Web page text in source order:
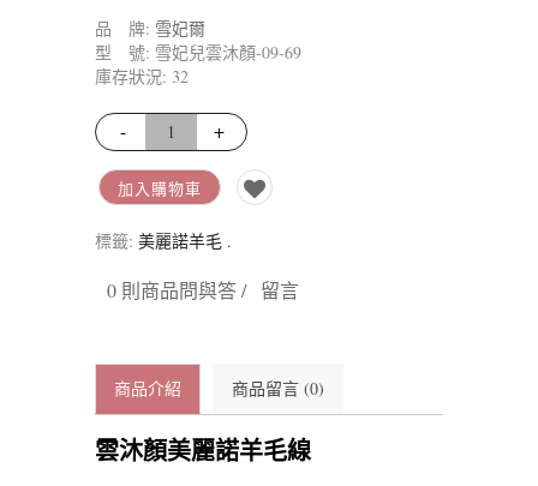
品 牌: 雪妃爾
型 號: 雪妃兒雲沐顏-09-69
庫存狀況: 32
- +
加入購物車
標籤: 美麗諾羊毛 .
0 則商品問與答 / 留言
商品介紹 商品留言 (0)
雲沐顏美麗諾羊毛線